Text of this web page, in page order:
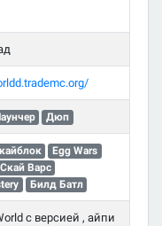
Дюп
Egg Wars
Скай Варс
Билд Батл
с версией , айпи